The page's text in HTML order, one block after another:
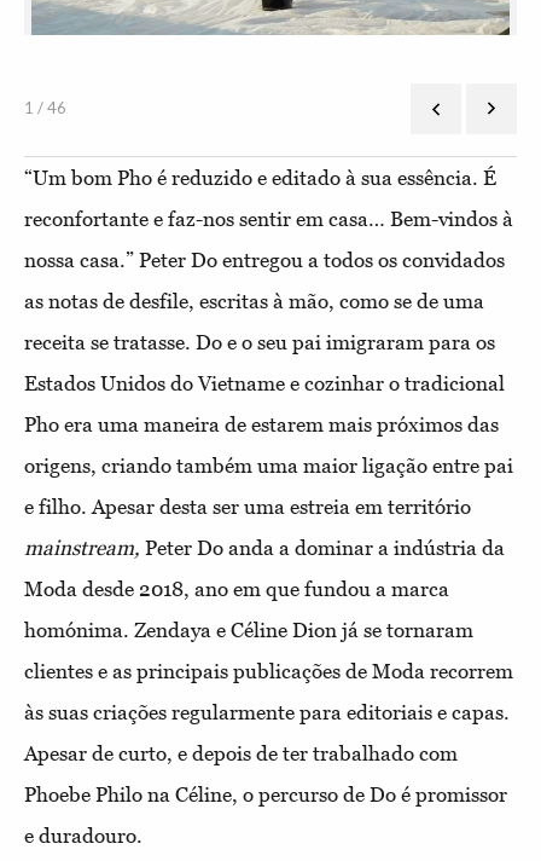
1 / 46
“Um bom Pho é reduzido e editado à sua essência. É
reconfortante e faz-nos sentir em casa… Bem-vindos à
nossa casa.” Peter Do entregou a todos os convidados
as notas de desfile, escritas à mão, como se de uma
receita se tratasse. Do e o seu pai imigraram para os
Estados Unidos do Vietname e cozinhar o tradicional
Pho era uma maneira de estarem mais próximos das
origens, criando também uma maior ligação entre pai
e filho. Apesar desta ser uma estreia em território
mainstream, Peter Do anda a dominar a indústria da
Moda desde 2018, ano em que fundou a marca
homónima. Zendaya e Céline Dion já se tornaram
clientes e as principais publicações de Moda recorrem
às suas criações regularmente para editoriais e capas.
Apesar de curto, e depois de ter trabalhado com
Phoebe Philo na Céline, o percurso de Do é promissor
e duradouro.